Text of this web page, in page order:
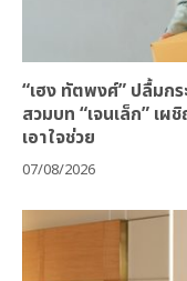
“เฮง ทัตพงศ์” ปลื้มก
สวมบท “เจนเล็ก” เ
เอาใจช่วย
07/08/2026